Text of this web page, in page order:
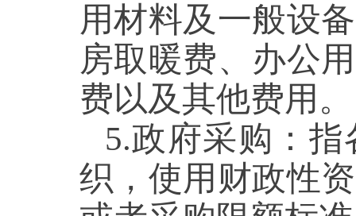
用材料及一般设
房取暖费、办公
费以及其他费用。
5.政府采购：
织，使用财政性